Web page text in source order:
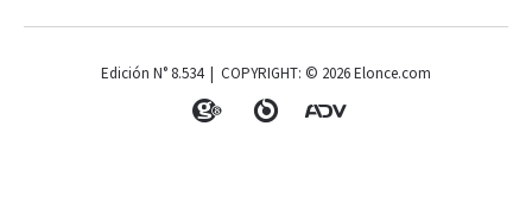
Edición N° 8.534 | COPYRIGHT: © 2026 Elonce.com